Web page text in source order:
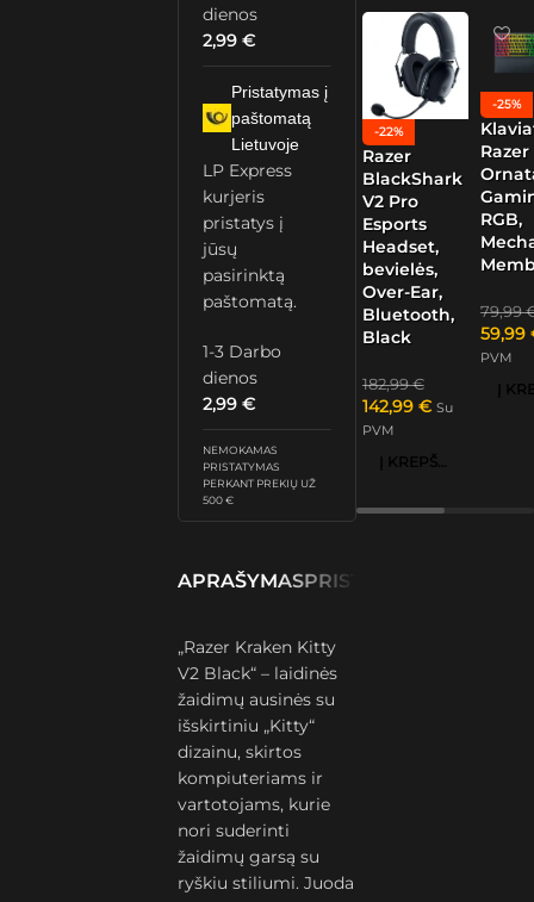
dienos
2,99€
Pristatymas į
paštomatą
Lietuvoje
LP Express
kurjeris
pristatys į
jūsų
pasirinktą
paštomatą.
1-3 Darbo
dienos
2,99€
NEMOKAMAS
PRISTATYMAS
PERKANT PREKIŲ UŽ
500 €
APRAŠYMASPRISTATYMAS IR
„Razer Kraken Kitty
V2 Black“ – laidinės
žaidimų ausinės su
išskirtiniu „Kitty“
dizainu, skirtos
kompiuteriams ir
vartotojams, kurie
nori suderinti
žaidimų garsą su
ryškiu stiliumi. Juoda
-22%
Razer
BlackShark
V2 Pro
Esports
Headset,
bevielės,
Over-Ear,
Bluetooth,
Black
182,99€
142,99 € Su
PVM
Į KREPŠELĮ
-25%
Razer
RGB,
79,99
59,99
PVM